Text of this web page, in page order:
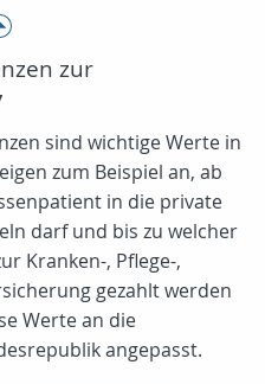
zur
sind wichtige Werte in
zum Beispiel an, ab
in die private
darf und bis zu welcher
Kranken-, Pflege-,
gezahlt werden
Werte an die
angepasst.